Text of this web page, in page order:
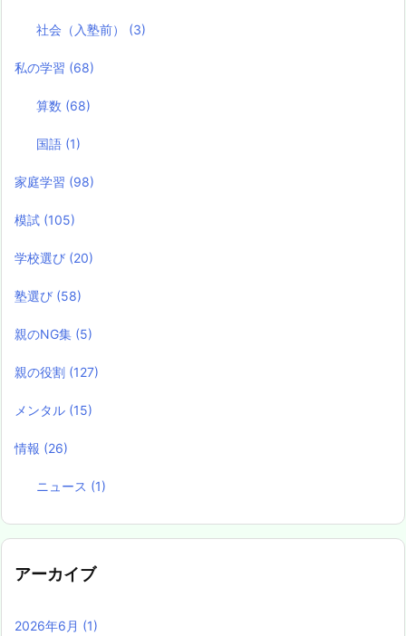
社会（入塾前） (3)
私の学習 (68)
算数 (68)
国語 (1)
家庭学習 (98)
模試 (105)
学校選び (20)
塾選び (58)
親のNG集 (5)
親の役割 (127)
メンタル (15)
情報 (26)
ニュース (1)
アーカイブ
2026年6月 (1)